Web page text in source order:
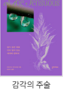
적과 만났을 때
상시에 뛰어들어
가 필요하다는 등
적인 생존 전략과
적과 맞서 싸운 이
힘을 모아 역경을
감각의 주술